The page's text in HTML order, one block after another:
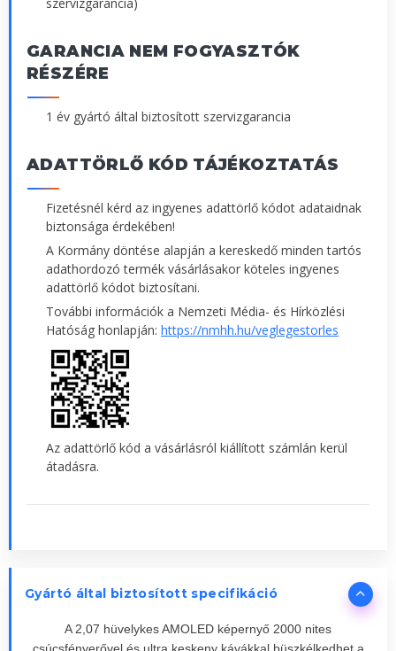
GARANCIA NEM FOGYASZTÓK
RÉSZÉRE
1 év gyártó által biztosított szervizgarancia
ADATTÖRLŐ KÓD TÁJÉKOZTATÁS
Fizetésnél kérd az ingyenes adattörlő kódot adataidnak
biztonsága érdekében!
A Kormány döntése alapján a kereskedő minden tartós
adathordozó termék vásárlásakor köteles ingyenes
adattörlő kódot biztosítani.
További információk a Nemzeti Média- és Hírközlési
Hatóság honlapján: https://nmhh.hu/veglegestorles
Az adattörlő kód a vásárlásról kiállított számlán kerül
átadásra.
Gyártó által biztosított specifikáció
A 2,07 hüvelykes AMOLED képernyő 2000 nites